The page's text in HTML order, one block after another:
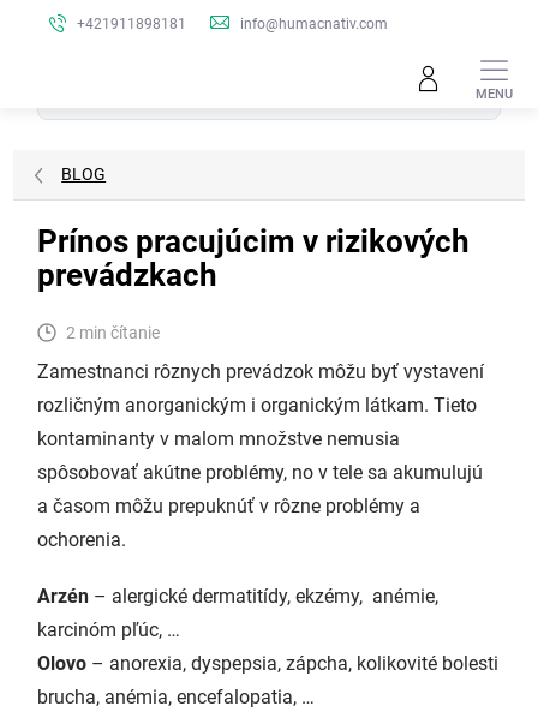
+421911898181 info@humacnativ.com
Hľadať
BLOG
Prínos pracujúcim v rizikových
prevádzkach
2 min čítanie
Zamestnanci rôznych prevádzok môžu byť vystavení
rozličným anorganickým i organickým látkam. Tieto
kontaminanty v malom množstve nemusia
spôsobovať akútne problémy, no v tele sa akumulujú
a časom môžu prepuknúť v rôzne problémy a
ochorenia.
Arzén – alergické dermatitídy, ekzémy, anémie,
karcinóm pľúc, …
Olovo – anorexia, dyspepsia, zápcha, kolikovité bolesti
brucha, anémia, encefalopatia, …